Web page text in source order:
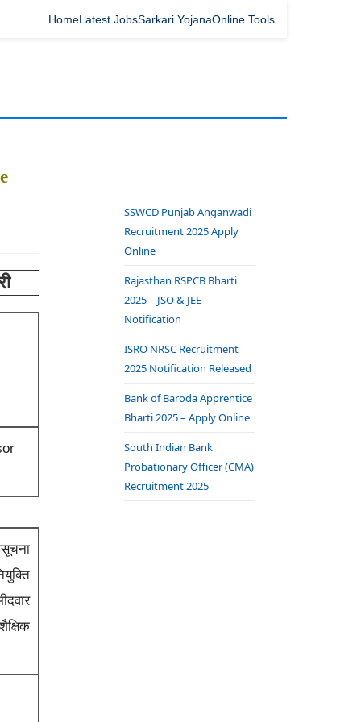
HomeLatest JobsSarkari YojanaOnline Tools
SSWCD Punjab Anganwadi
Recruitment 2025 Apply
Online
Rajasthan RSPCB Bharti
2025 – JSO & JEE
Notification
ISRO NRSC Recruitment
2025 Notification Released
Bank of Baroda Apprentice
Bharti 2025 – Apply Online
South Indian Bank
Probationary Officer (CMA)
Recruitment 2025